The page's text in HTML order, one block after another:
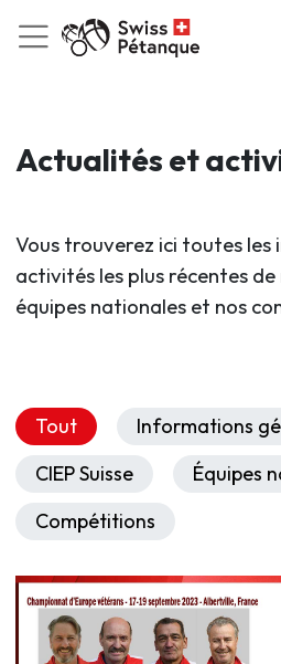
Actualités et
Vous trouverez ici toutes les
activités les plus récentes
équipes nationales et nos
Tout
Informations
CIEP Suisse
Équipes
Compétitions